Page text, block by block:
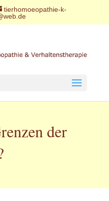
tierhomoeopathie-k-
der